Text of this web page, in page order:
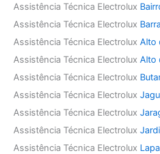
Assistência Técnica Electrolux
Assistência Técnica Electrolux
Assistência Técnica ElectroluxAlto
Assistência Técnica ElectroluxAlto
Assistência Técnica Electrolux
Assistência Técnica Electrolux
Assistência Técnica Electrolux
Assistência Técnica Electrolux
Assistência Técnica Electrolux Lapa